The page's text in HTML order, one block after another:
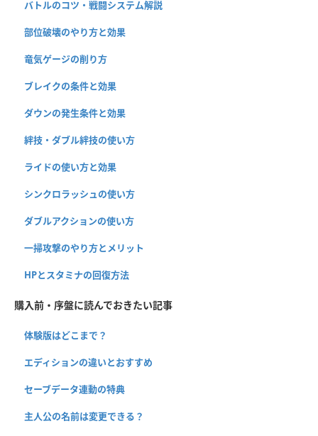
バトルのコツ・戦闘システム解説
部位破壊のやり方と効果
竜気ゲージの削り方
ブレイクの条件と効果
ダウンの発生条件と効果
絆技・ダブル絆技の使い方
ライドの使い方と効果
シンクロラッシュの使い方
ダブルアクションの使い方
一掃攻撃のやり方とメリット
HPとスタミナの回復方法
購入前・序盤に読んでおきたい記事
体験版はどこまで？
エディションの違いとおすすめ
セーブデータ連動の特典
主人公の名前は変更できる？